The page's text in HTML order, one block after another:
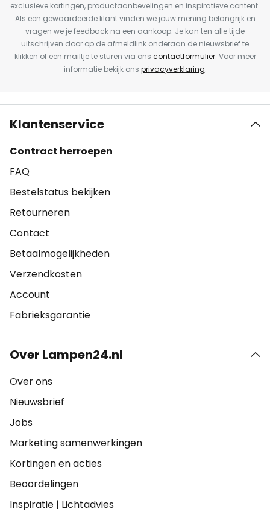
exclusieve kortingen, productaanbevelingen en inspiratieve content.
Als een gewaardeerde klant vinden we jouw mening belangrijk en
vragen we je feedback na een aankoop. Je kan ten alle tijde
uitschrijven door op de afmeldlink onderaan de nieuwsbrief te
klikken of een mailtje te sturen via ons contactformulier. Voor meer
informatie bekijk ons privacyverklaring.
Klantenservice
Contract herroepen
FAQ
Bestelstatus bekijken
Retourneren
Contact
Betaalmogelijkheden
Verzendkosten
Account
Fabrieksgarantie
Over Lampen24.nl
Over ons
Nieuwsbrief
Jobs
Marketing samenwerkingen
Kortingen en acties
Beoordelingen
Inspiratie | Lichtadvies